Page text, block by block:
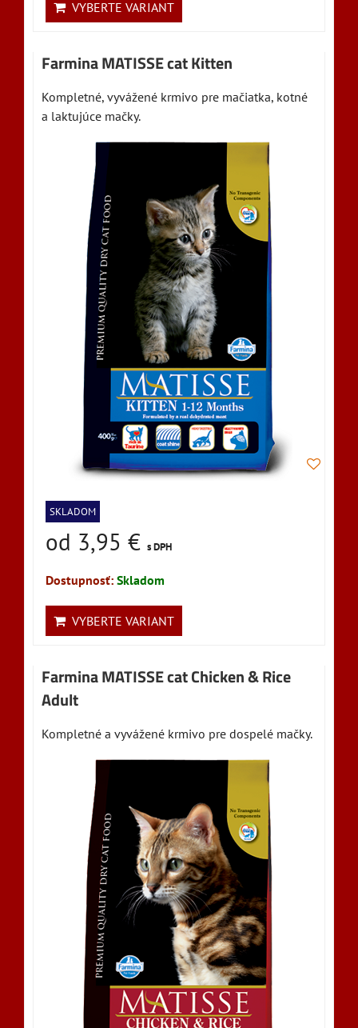
VYBERTE VARIANT
Farmina MATISSE cat Kitten
Kompletné, vyvážené krmivo pre mačiatka, kotné
a laktujúce mačky.
SKLADOM
od 3,95 € s DPH
Dostupnosť: Skladom
VYBERTE VARIANT
Farmina MATISSE cat Chicken & Rice
Adult
Kompletné a vyvážené krmivo pre dospelé mačky.